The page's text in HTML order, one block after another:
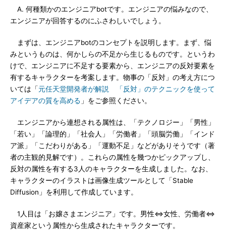
A. 何種類かのエンジニアbotです。エンジニアの悩みなので、
エンジニアが回答するのにふさわしいでしょう。
まずは、エンジニアbotのコンセプトを説明します。まず、悩
みというものは、何かしらの不足から生じるものです。というわ
けで、エンジニアに不足する要素から、エンジニアの反対要素を
有するキャラクターを考案します。物事の「反対」の考え方につ
いては「元任天堂開発者が解説 「反対」のテクニックを使って
アイデアの質を高める 」をご参照ください。
エンジニアから連想される属性は、「テクノロジー」「男性」
「若い」「論理的」「社会人」「労働者」「頭脳労働」「インド
ア派」「こだわりがある」「運動不足」などがありそうです（著
者の主観的見解です）。これらの属性を幾つかピックアップし、
反対の属性を有する3人のキャラクターを生成しました。なお、
キャラクターのイラストは画像生成ツールとして「Stable
Diffusion」を利用して作成しています。
1人目は「お嬢さまエンジニア」です。男性⇔女性、労働者⇔
資産家という属性から生成されたキャラクターです。